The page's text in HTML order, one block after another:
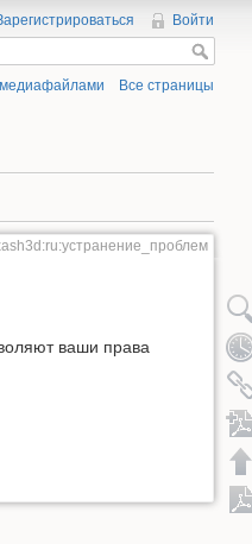
Войти
Все страницы
ваши права